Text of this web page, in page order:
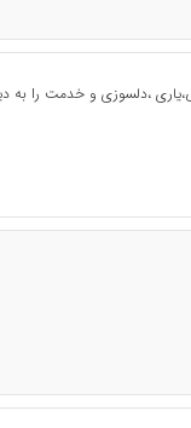
،دلسوزی و خدمت را به